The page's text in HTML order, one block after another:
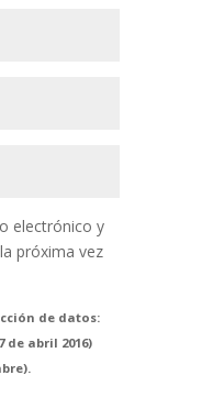
electrónico y
próxima vez
de datos:
de abril 2016)